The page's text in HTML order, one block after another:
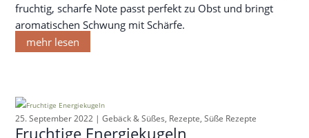
fruchtig, scharfe Note passt perfekt zu Obst und bringt
aromatischen Schwung mit Schärfe.
mehr lesen
25. September 2022 |Gebäck & Süßes, Rezepte, Süße Rezepte
Fruchtige Energiekugeln